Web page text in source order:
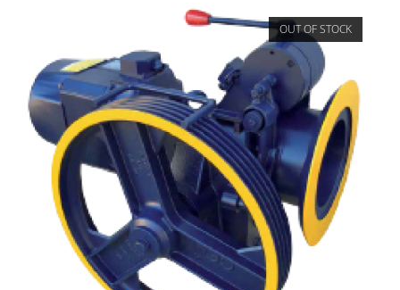
OUT OF STOCK